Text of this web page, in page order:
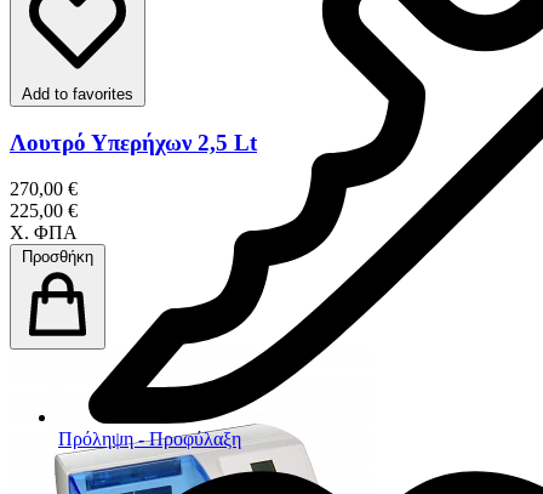
Πρόληψη - Προφύλαξη
Add to favorites
Λουτρό Υπερήχων 2,5 Lt
270,00 €
225,00 €
Χ. ΦΠΑ
Προσθήκη